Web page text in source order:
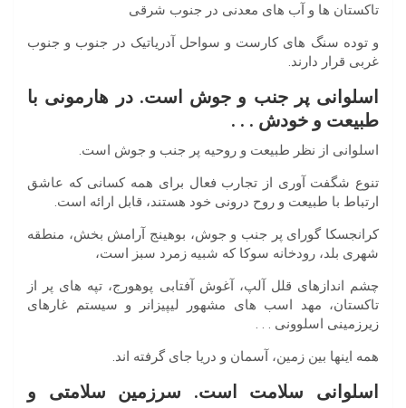
تاکستان ها و آب های معدنی در جنوب شرقی
و توده سنگ های کارست و سواحل آدریاتیک در جنوب و جنوب
غربی قرار دارند.
اسلوانی پر جنب و جوش است. در هارمونی با
طبیعت و خودش . . .
اسلوانی از نظر طبیعت و روحیه پر جنب و جوش است.
تنوع شگفت آوری از تجارب فعال برای همه کسانی که عاشق
ارتباط با طبیعت و روح درونی خود هستند، قابل ارائه است.
کرانجسکا گورای پر جنب و جوش، بوهینج آرامش بخش، منطقه
شهری بلد، رودخانه سوکا که شبیه زمرد سبز است،
چشم اندازهای قلل آلپ، آغوش آفتابی پوهورج، تپه های پر از
تاکستان، مهد اسب های مشهور لیپیزانر و سیستم غارهای
زیرزمینی اسلوونی . . .
همه اینها بین زمین، آسمان و دریا جای گرفته اند.
اسلوانی سلامت است. سرزمین سلامتی و